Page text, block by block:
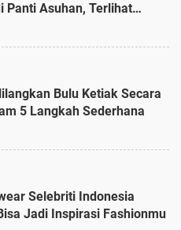
Panti Asuhan, Terlihat
Kaftan Cokelat
Bulu Ketiak Secara
5 Langkah Sederhana
Selebriti Indonesia
Jadi Inspirasi Fashionmu